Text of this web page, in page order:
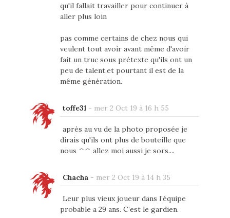
qu'il fallait travailler pour continuer à
aller plus loin
pas comme certains de chez nous qui
veulent tout avoir avant même d'avoir
fait un truc sous prétexte qu'ils ont un
peu de talent.et pourtant il est de la
même génération.
toffe31 - mer 2 Oct 19 à 16 h 55
après au vu de la photo proposée je
dirais qu'ils ont plus de bouteille que
nous ^^ allez moi aussi je sors....
Chacha - mer 2 Oct 19 à 14 h 35
Leur plus vieux joueur dans l’équipe
probable a 29 ans. C’est le gardien.